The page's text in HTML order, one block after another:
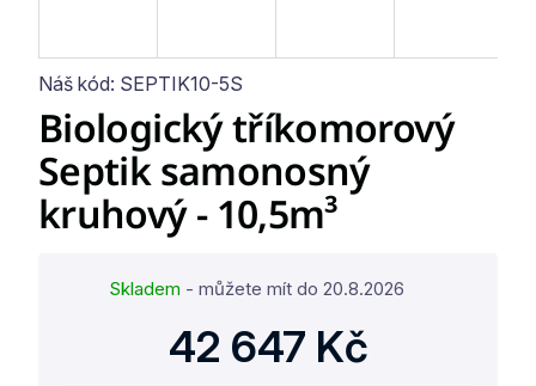
Náš kód: SEPTIK10-5S
Biologický tříkomorový
Septik samonosný
kruhový - 10,5m³
Skladem - můžete mít do 20.8.2026
42 647 Kč